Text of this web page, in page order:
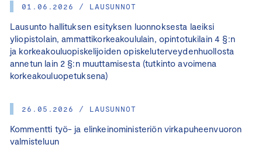
01.06.2026 / LAUSUNNOT
Lausunto hallituksen esityksen luonnoksesta laeiksi
yliopistolain, ammattikorkeakoululain, opintotukilain 4 §:n
ja korkeakouluopiskelijoiden opiskeluterveydenhuollosta
annetun lain 2 §:n muuttamisesta (tutkinto avoimena
korkeakouluopetuksena)
26.05.2026 / LAUSUNNOT
Kommentti työ- ja elinkeinoministeriön virkapuheenvuoron
valmisteluun